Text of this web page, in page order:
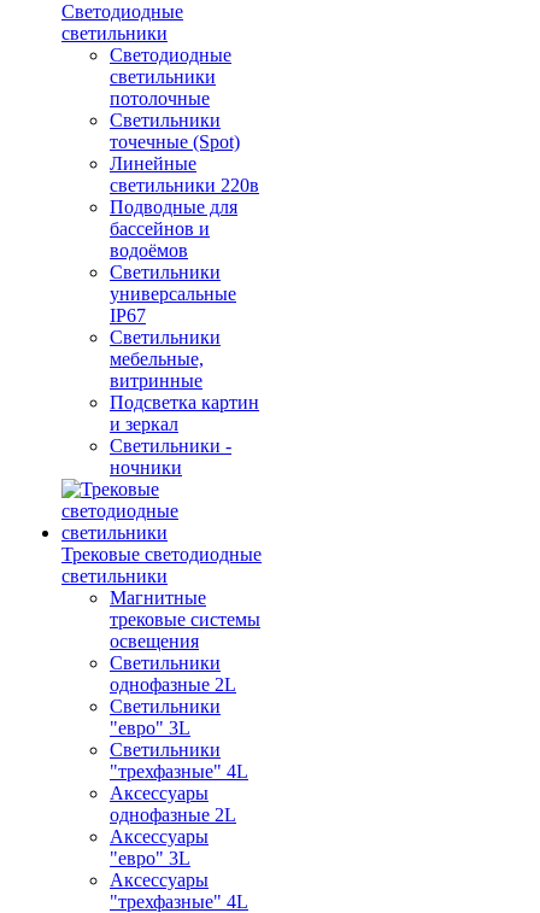
Светодиодные
светильники
Светодиодные
светильники
потолочные
Светильники
точечные (Spot)
Линейные
светильники 220в
Подводные для
бассейнов и
водоёмов
Светильники
универсальные
IP67
Светильники
мебельные,
витринные
Подсветка картин
и зеркал
Светильники -
ночники
Трековые светодиодные
светильники
Магнитные
трековые системы
освещения
Светильники
однофазные 2L
Светильники
"евро" 3L
Светильники
"трехфазные" 4L
Аксессуары
однофазные 2L
Аксессуары
"евро" 3L
Аксессуары
"трехфазные" 4L